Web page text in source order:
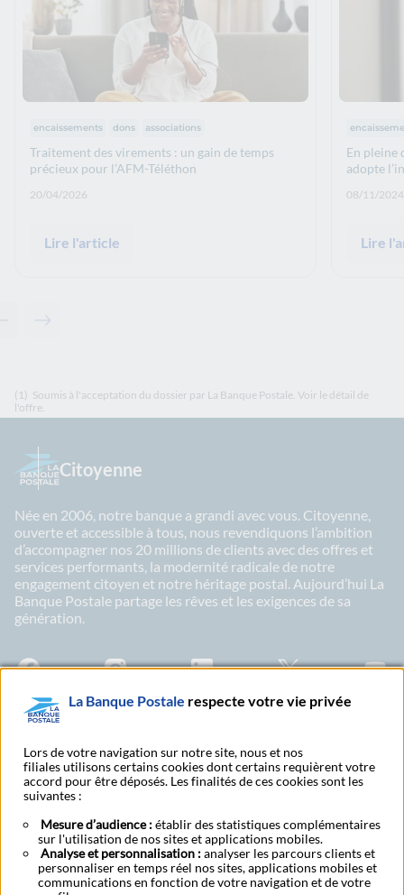
Thématiques :
encaissements dons associations
Traitement des virements : un gain de temps
précieux pour l’AFM-Téléthon
Date de publication: :
20/04/2026
Lire l'article
En pleine
adopte
Date de
08/11/2024
Lire
Contenu précédent - Articles associés
Contenu suivant - Articles associés
(1) Soumis à l'acceptation du dossier par La Banque Postale. Voir le détail de
l'offre.
Citoyenne
Née en 2006, notre banque a grandi avec vous. Citoyenne,
ouverte et accessible à tous, nous revendiquons l’ambition
d’accompagner nos 20 millions de clients avec des offres et
services performants, la modernité radicale de notre
engagement citoyen et notre héritage postal. Aujourd’hui La
Banque Postale partage les rêves et les exigences de sa
génération.
Facebook - La Banque PostaleInstagram - La Banque Postale
Linkedin - La Banque Postale
X - La Banque
S'abonner à nos
Services digitaux
Tarifs et conditions
générales
La Banque Postale respecte votre vie privée
Lors de votre navigation sur notre site, nous et nos
filiales utilisons certains cookies dont certains requièrent votre
accord pour être déposés. Les finalités de ces cookies sont les
suivantes :
Mesure d’audience :établir des statistiques complémentaires
sur l'utilisation de nos sites et applications mobiles.
Analyse et personnalisation :analyser les parcours clients et
personnaliser en temps réel nos sites, applications mobiles et
communications en fonction de votre navigation et de votre